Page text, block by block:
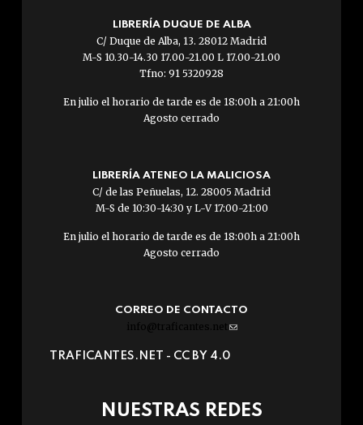
LIBRERÍA DUQUE DE ALBA
C/ Duque de Alba, 13. 28012 Madrid
M-S 10.30-14.30 17.00-21.00 L 17.00-21.00
Tfno: 91 5320928
En julio el horario de tarde es de 18:00h a 21:00h
Agosto cerrado
LIBRERÍA ATENEO LA MALICIOSA
C/ de las Peñuelas, 12. 28005 Madrid
M-S de 10:30-14:30 y L-V 17:00-21:00
En julio el horario de tarde es de 18:00h a 21:00h
Agosto cerrado
CORREO DE CONTACTO
info@traficantes.net (link
e-
TRAFICANTES.NET - CC BY 4.0
NUESTRAS REDES